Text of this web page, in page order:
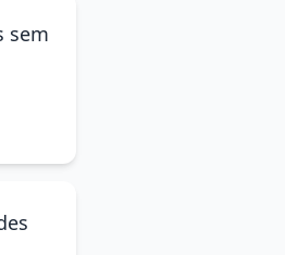
sem